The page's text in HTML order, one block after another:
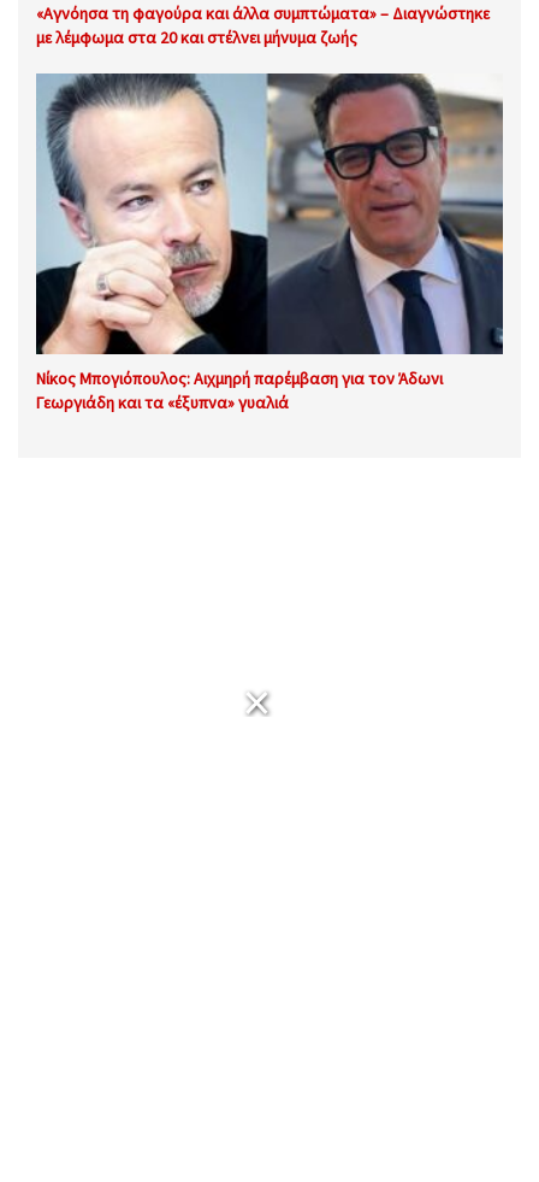
«Αγνόησα τη φαγούρα και άλλα συμπτώματα» – Διαγνώστηκε
με λέμφωμα στα 20 και στέλνει μήνυμα ζωής
Νίκος Μπογιόπουλος: Αιχμηρή παρέμβαση για τον Άδωνι
Γεωργιάδη και τα «έξυπνα» γυαλιά